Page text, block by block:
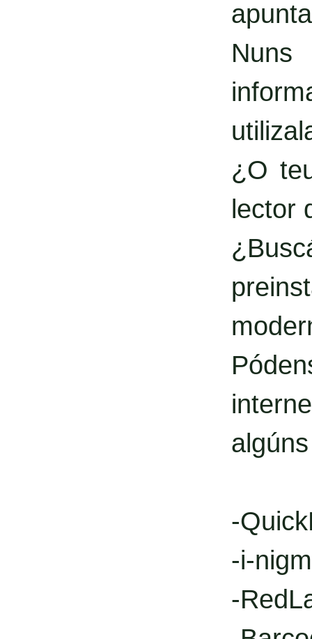
Nuns
¿O
lector
-
-i-
-